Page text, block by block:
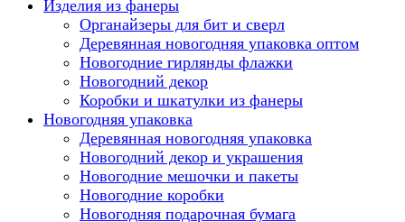
Изделия из фанеры
Органайзеры для бит и сверл
Деревянная новогодняя упаковка оптом
Новогодние гирлянды флажки
Новогодний декор
Коробки и шкатулки из фанеры
Новогодняя упаковка
Деревянная новогодняя упаковка
Новогодний декор и украшения
Новогодние мешочки и пакеты
Новогодние коробки
Новогодняя подарочная бумага